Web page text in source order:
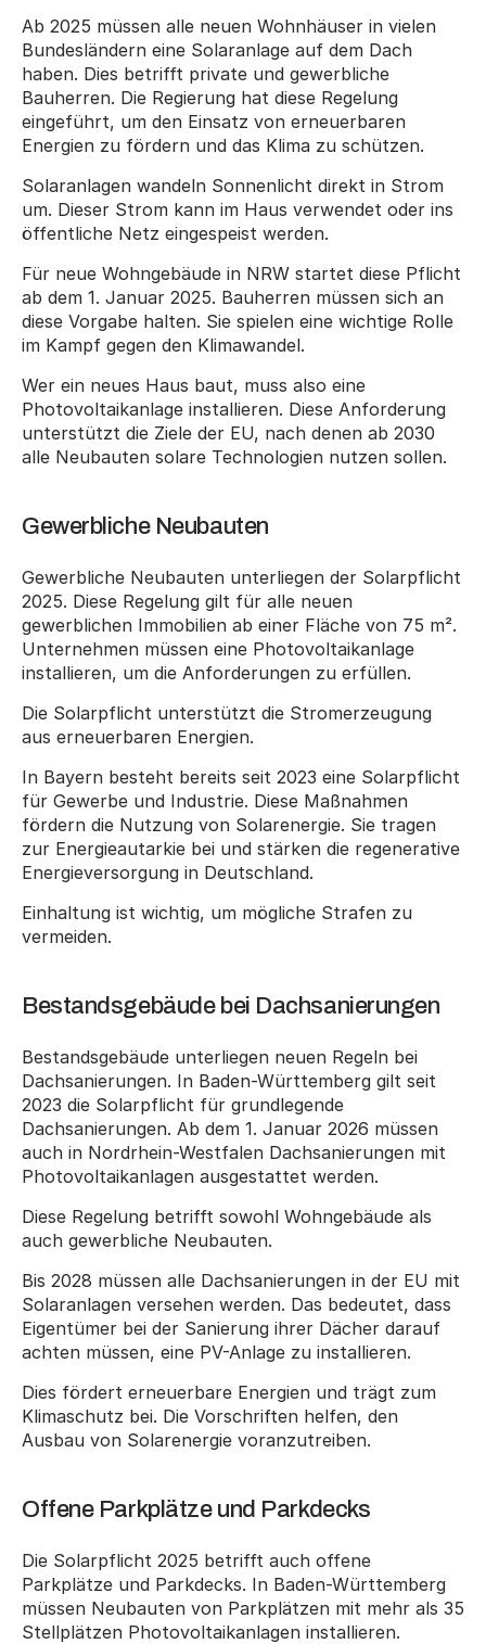
Ab 2025 müssen alle neuen Wohnhäuser in vielen
Bundesländern eine Solaranlage auf dem Dach
haben. Dies betrifft private und gewerbliche
Bauherren. Die Regierung hat diese Regelung
eingeführt, um den Einsatz von erneuerbaren
Energien zu fördern und das Klima zu schützen.
Solaranlagen wandeln Sonnenlicht direkt in Strom
um. Dieser Strom kann im Haus verwendet oder ins
öffentliche Netz eingespeist werden.
Für neue Wohngebäude in NRW startet diese Pflicht
ab dem 1. Januar 2025. Bauherren müssen sich an
diese Vorgabe halten. Sie spielen eine wichtige Rolle
im Kampf gegen den Klimawandel.
Wer ein neues Haus baut, muss also eine
Photovoltaikanlage installieren. Diese Anforderung
unterstützt die Ziele der EU, nach denen ab 2030
alle Neubauten solare Technologien nutzen sollen.
Gewerbliche Neubauten
Gewerbliche Neubauten unterliegen der Solarpflicht
2025. Diese Regelung gilt für alle neuen
gewerblichen Immobilien ab einer Fläche von 75 m².
Unternehmen müssen eine Photovoltaikanlage
installieren, um die Anforderungen zu erfüllen.
Die Solarpflicht unterstützt die Stromerzeugung
aus erneuerbaren Energien.
In Bayern besteht bereits seit 2023 eine Solarpflicht
für Gewerbe und Industrie. Diese Maßnahmen
fördern die Nutzung von Solarenergie. Sie tragen
zur Energieautarkie bei und stärken die regenerative
Energieversorgung in Deutschland.
Einhaltung ist wichtig, um mögliche Strafen zu
vermeiden.
Bestandsgebäude bei Dachsanierungen
Bestandsgebäude unterliegen neuen Regeln bei
Dachsanierungen. In Baden-Württemberg gilt seit
2023 die Solarpflicht für grundlegende
Dachsanierungen. Ab dem 1. Januar 2026 müssen
auch in Nordrhein-Westfalen Dachsanierungen mit
Photovoltaikanlagen ausgestattet werden.
Diese Regelung betrifft sowohl Wohngebäude als
auch gewerbliche Neubauten.
Bis 2028 müssen alle Dachsanierungen in der EU mit
Solaranlagen versehen werden. Das bedeutet, dass
Eigentümer bei der Sanierung ihrer Dächer darauf
achten müssen, eine PV-Anlage zu installieren.
Dies fördert erneuerbare Energien und trägt zum
Klimaschutz bei. Die Vorschriften helfen, den
Ausbau von Solarenergie voranzutreiben.
Offene Parkplätze und Parkdecks
Die Solarpflicht 2025 betrifft auch offene
Parkplätze und Parkdecks. In Baden-Württemberg
müssen Neubauten von Parkplätzen mit mehr als 35
Stellplätzen Photovoltaikanlagen installieren.